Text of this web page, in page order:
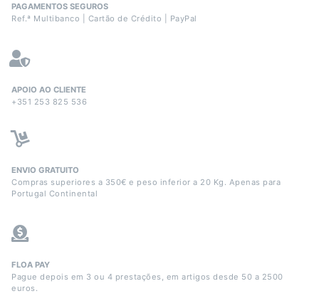
PAGAMENTOS SEGUROS
Ref.ª Multibanco | Cartão de Crédito | PayPal
APOIO AO CLIENTE
+351 253 825 536
ENVIO GRATUITO
Compras superiores a 350€ e peso inferior a 20 Kg. Apenas para
Portugal Continental
FLOA PAY
Pague depois em 3 ou 4 prestações, em artigos desde 50 a 2500
euros.